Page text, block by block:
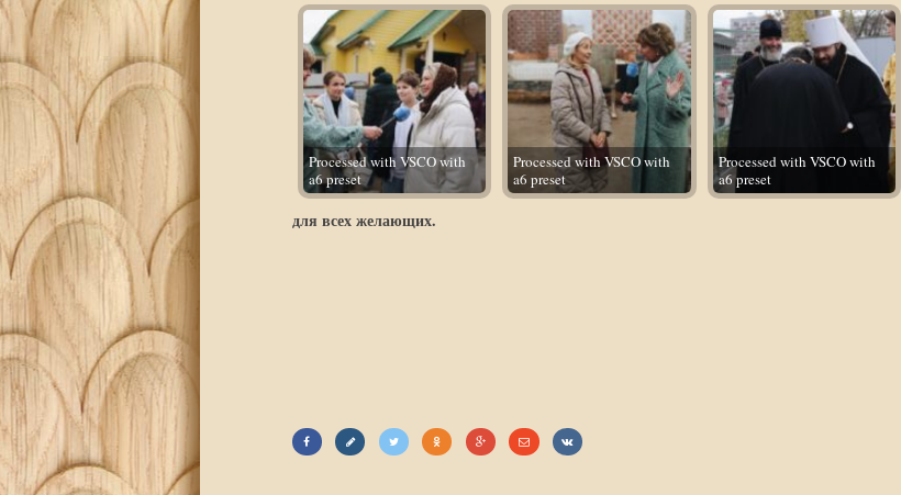
Processed with VSCO with
a6 preset
Processed with VSCO with
a6 preset
Processed with VSCO with
a6 preset
для всех желающих.